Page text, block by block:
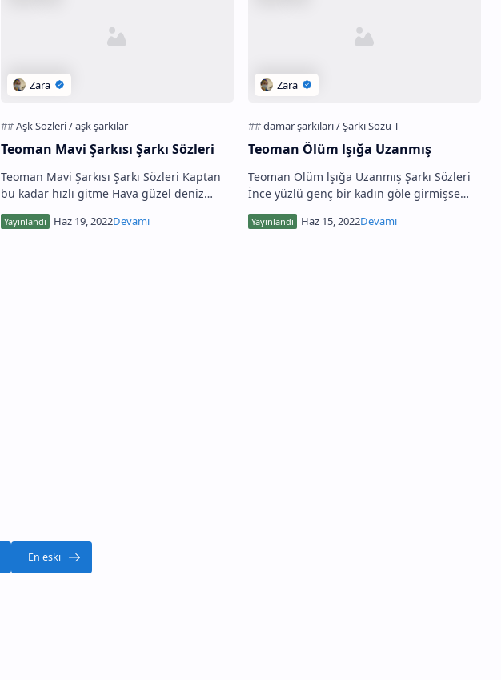
Teoman Mavi Şarkısı Şarkı Sözleri
Teoman Mavi Şarkısı Şarkı Sözleri Kaptan
bu kadar hızlı gitme Hava güzel deniz
güzel Yelken yeter bize Akıntı burnu
önümüzde Mandalina kokuları sahil…
Teoman Ölüm lşığa Uzanmış
Teoman Ölüm lşığa Uzanmış Şarkı Sözleri
İnce yüzlü genç bir kadın göle girmişse
papatyaları düşmüşse, zamansız ölmüşse
gece saat tam 12 yi vurduğunda…